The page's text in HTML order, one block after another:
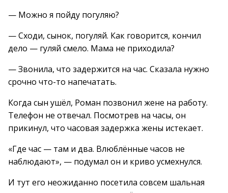
— Можно я пойду погуляю?
— Сходи, сынок, погуляй. Как говорится, кончил
дело — гуляй смело. Мама не приходила?
— Звонила, что задержится на час. Сказала нужно
срочно что-то напечатать.
Когда сын ушёл, Роман позвонил жене на работу.
Телефон не отвечал. Посмотрев на часы, он
прикинул, что часовая задержка жены истекает.
«Где час — там и два. Влюблённые часов не
наблюдают», — подумал он и криво усмехнулся.
И тут его неожиданно посетила совсем шальная